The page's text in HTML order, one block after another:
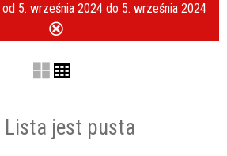
od 5. września 2024 do 5. września 2024
filtr
Lista jest pusta